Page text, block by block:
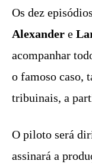
Os dez
Alexander e
acompanhar
o famoso caso,
tribuinais, a
O piloto será
assinará a